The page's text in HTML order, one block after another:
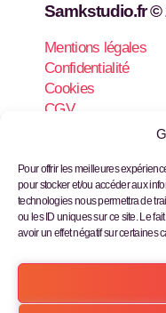
Pour offrir les meilleures
pour stocker et/ou accéder aux
technologies nous permettra de
ou les ID uniques sur ce site. Le
avoir un effet négatif sur certaines
Samkstudio.fr ©
Mentions légales
Confidentialité
Cookies
CGV